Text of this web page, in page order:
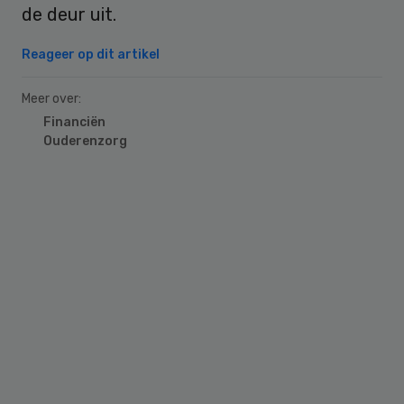
de deur uit.
Reageer op dit artikel
Meer over:
Financiën
Ouderenzorg